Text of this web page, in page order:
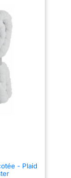
et légère habille
Un plaid aussi
que pratique
- Plaid